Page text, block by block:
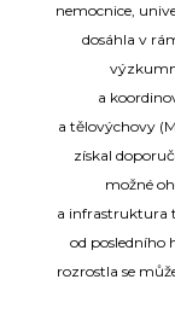
nemocnice,
dosáhla v
a
a tělovýchovy
získal
možné
a infrastruktura
od posledního
rozrostla se